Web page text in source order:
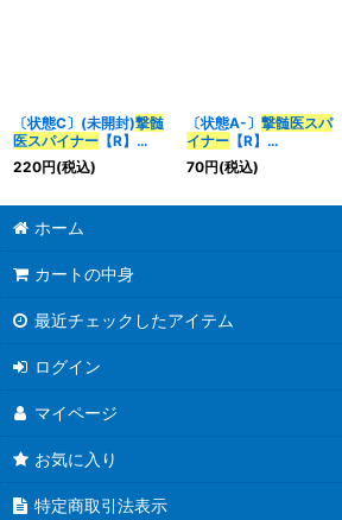
〔状態C〕(未開封)撃髄
医スパイナー 【R】
{ART174/5}《闇》
220円(税込)
〔状態A-〕 撃髄医スパ
イナー【R】
{22RP1TF10/TF20}
《闇》
70円(税込)
ホーム
カートの中身
最近チェックしたアイテム
ログイン
マイページ
お気に入り
特定商取引法表示